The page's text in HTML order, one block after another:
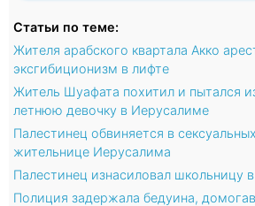
Статьи по теме:
Жителя арабского квартала Акко
эксгибиционизм в лифте
Житель Шуафата похитил и пытался
летнюю девочку в Иерусалиме
Палестинец обвиняется в
жительнице Иерусалима
Палестинец изнасиловал школьницу
Полиция задержала бедуина,